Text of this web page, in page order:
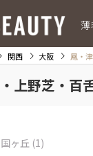
薄
関西 大阪 鳳・
上野芝・百
ヶ丘 (1)